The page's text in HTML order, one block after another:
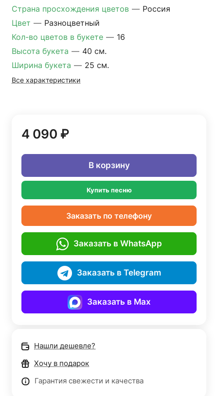
Страна просхождения цветов — Россия
Цвет — Разноцветный
Кол-во цветов в букете — 16
Высота букета — 40 см.
Ширина букета — 25 см.
Все характеристики
4 090 ₽
В корзину
Купить песню
Заказать по телефону
Заказать в WhatsApp
Заказать в Telegram
Заказать в Max
Нашли дешевле?
Хочу в подарок
Гарантия свежести и качества